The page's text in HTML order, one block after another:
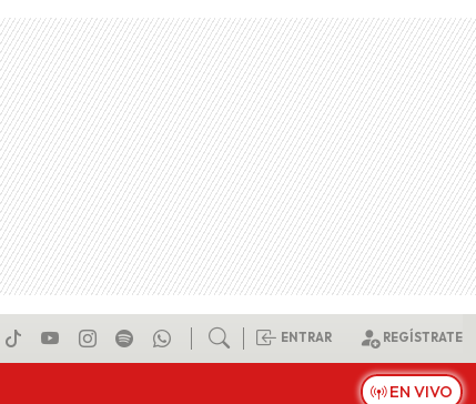
ENTRAR REGÍSTRATE
EN VIVO